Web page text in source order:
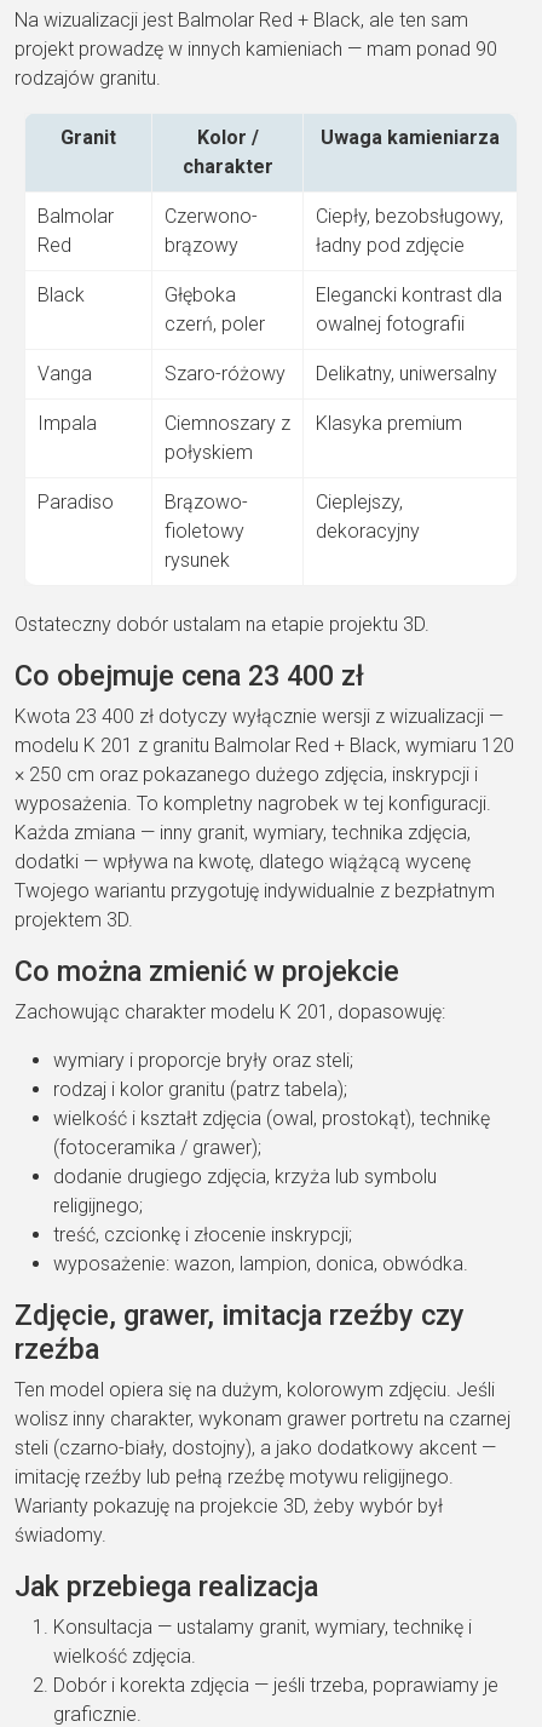
Na wizualizacji jest Balmolar Red + Black, ale ten sam
projekt prowadzę w innych kamieniach — mam ponad 90
rodzajów granitu.
Granit
Kolor /
charakter
Uwaga kamieniarza
Balmolar
Red
Czerwono-
brązowy
Ciepły, bezobsługowy,
ładny pod zdjęcie
Black
Głęboka
czerń, poler
Elegancki kontrast dla
owalnej fotografii
Vanga Szaro-różowy Delikatny, uniwersalny
Impala
Ciemnoszary z
połyskiem
Klasyka premium
Paradiso
Brązowo-
fioletowy
rysunek
Cieplejszy,
dekoracyjny
Ostateczny dobór ustalam na etapie projektu 3D.
Co obejmuje cena 23 400 zł
Kwota 23 400 zł dotyczy wyłącznie wersji z wizualizacji —
modelu K 201 z granitu Balmolar Red + Black, wymiaru 120
× 250 cm oraz pokazanego dużego zdjęcia, inskrypcji i
wyposażenia. To kompletny nagrobek w tej konfiguracji.
Każda zmiana — inny granit, wymiary, technika zdjęcia,
dodatki — wpływa na kwotę, dlatego wiążącą wycenę
Twojego wariantu przygotuję indywidualnie z bezpłatnym
projektem 3D.
Co można zmienić w projekcie
Zachowując charakter modelu K 201, dopasowuję:
wymiary i proporcje bryły oraz steli;
rodzaj i kolor granitu (patrz tabela);
wielkość i kształt zdjęcia (owal, prostokąt), technikę
(fotoceramika / grawer);
dodanie drugiego zdjęcia, krzyża lub symbolu
religijnego;
treść, czcionkę i złocenie inskrypcji;
wyposażenie: wazon, lampion, donica, obwódka.
Zdjęcie, grawer, imitacja rzeźby czy
rzeźba
Ten model opiera się na dużym, kolorowym zdjęciu. Jeśli
wolisz inny charakter, wykonam grawer portretu na czarnej
steli (czarno-biały, dostojny), a jako dodatkowy akcent —
imitację rzeźby lub pełną rzeźbę motywu religijnego.
Warianty pokazuję na projekcie 3D, żeby wybór był
świadomy.
Jak przebiega realizacja
Konsultacja — ustalamy granit, wymiary, technikę i
wielkość zdjęcia.
Dobór i korekta zdjęcia — jeśli trzeba, poprawiamy je
graficznie.